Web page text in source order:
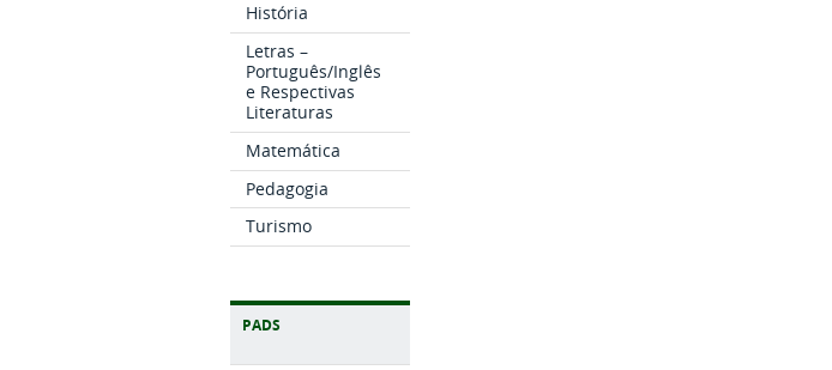
História
Letras –
Português/Inglês
e Respectivas
Literaturas
Matemática
Pedagogia
Turismo
PADS